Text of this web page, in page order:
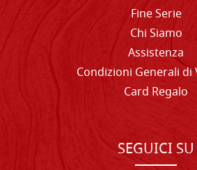
Fine Serie
Chi Siamo
Assistenza
Condizioni Generali di
Card Regalo
SEGUICI SU